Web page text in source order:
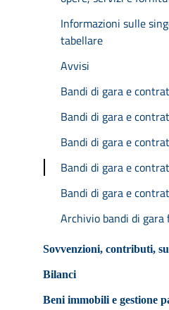
Informazioni sulle
tabellare
Avvisi
Bandi di gara e
Bandi di gara e
Bandi di gara e
Bandi di gara e
Bandi di gara e
Archivio bandi di
Sovvenzioni, contributi,
Bilanci
Beni immobili e gestione